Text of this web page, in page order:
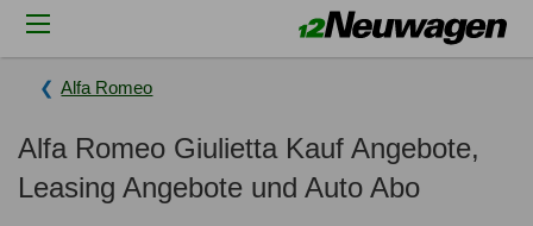
Alfa Romeo
Alfa Romeo Giulietta Kauf Angebote,
Leasing Angebote und Auto Abo